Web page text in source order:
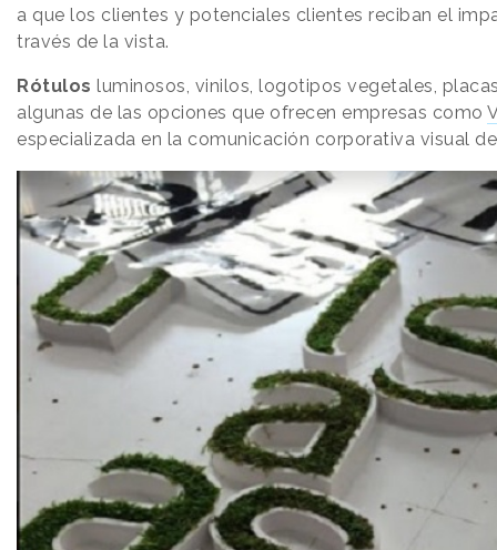
a que los clientes y potenciales clientes reciban el
través de la vista.
Rótulos luminosos, vinilos, logotipos vegetales,
algunas de las opciones que ofrecen empresas como
especializada en la comunicación corporativa visual